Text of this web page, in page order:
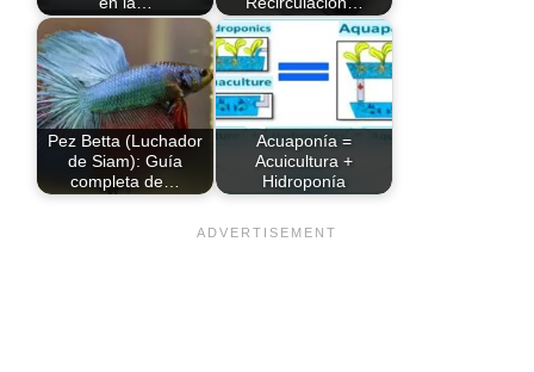
Pez Betta (Luchador
de Siam): Guía
completa de…
Acuaponía =
Acuicultura +
Hidroponía